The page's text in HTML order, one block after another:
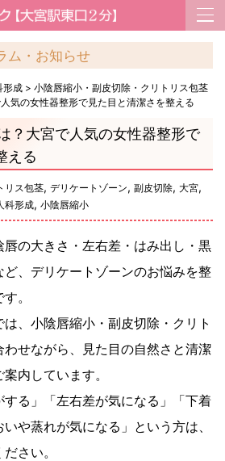
ム・お知らせ
形成 > 小陰唇縮小・副皮切除・クリトリス包茎
気の女性器整形で見た目と清潔さを整える
？大宮で人気の女性器整形で
える
リス包茎, デリケートゾーン, 副皮切除, 大宮,
科形成, 小陰唇縮小
の大きさ・左右差・はみ出し・黒
、デリケートゾーンのお悩みを整
。
、小陰唇縮小・副皮切除・クリト
わせながら、見た目の自然さと清潔
内しています。
する」「左右差が気になる」「下着
や蒸れが気になる」という方は、
さい。